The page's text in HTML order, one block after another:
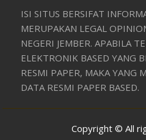
ISI SITUS BERSIFAT
MERUPAKAN LEGAL
NEGERI JEMBER. APABILA
ELEKTRONIK BASED YANG
RESMI PAPER, MAKA YANG
DATA RESMI PAPER BASED.
Copyright © All